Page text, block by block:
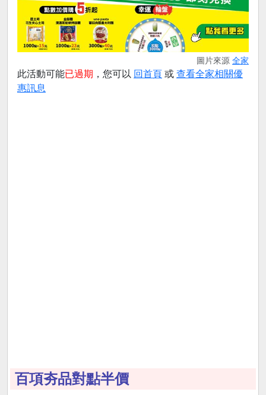
圖片來源 全家
此活動可能已過期 ，您可以 回首頁 或 查看全家相關優
惠訊息
百項夯品對點半價